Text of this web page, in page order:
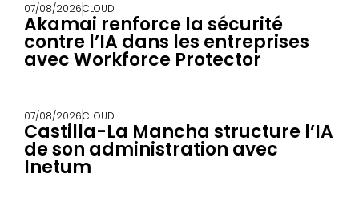
07/08/2026CLOUD
Akamai renforce la sécurité
contre l’IA dans les entreprises
avec Workforce Protector
07/08/2026CLOUD
Castilla-La Mancha structure l’IA
de son administration avec
Inetum